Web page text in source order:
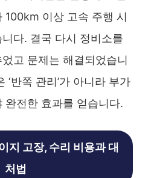
100km 이상 고속 주행 시
다. 결국 다시 정비소를
고 문제는 해결되었습니
‘반쪽 관리’가 아니라 부가
완전한 효과를 얻습니다.
지 고장, 수리 비용과 대
처법